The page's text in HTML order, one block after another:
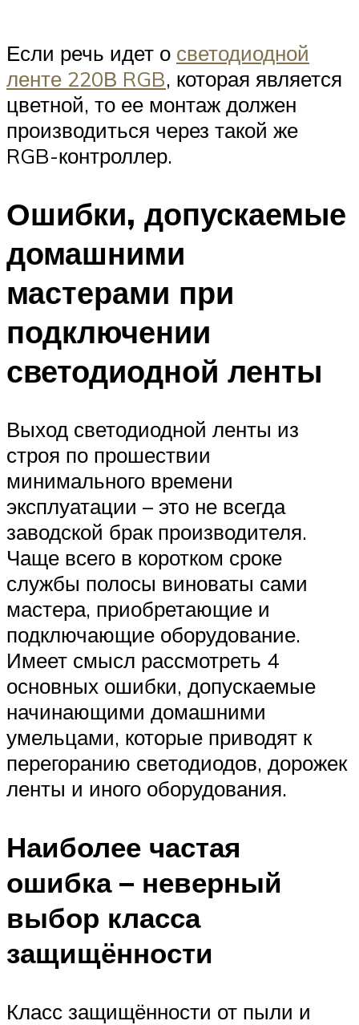
Если речь идет о светодиодной
ленте 220В RGB, которая является
цветной, то ее монтаж должен
производиться через такой же
RGB-контроллер.
Ошибки, допускаемые
домашними
мастерами при
подключении
светодиодной ленты
Выход светодиодной ленты из
строя по прошествии
минимального времени
эксплуатации – это не всегда
заводской брак производителя.
Чаще всего в коротком сроке
службы полосы виноваты сами
мастера, приобретающие и
подключающие оборудование.
Имеет смысл рассмотреть 4
основных ошибки, допускаемые
начинающими домашними
умельцами, которые приводят к
перегоранию светодиодов, дорожек
ленты и иного оборудования.
Наиболее частая
ошибка – неверный
выбор класса
защищённости
Класс защищённости от пыли и